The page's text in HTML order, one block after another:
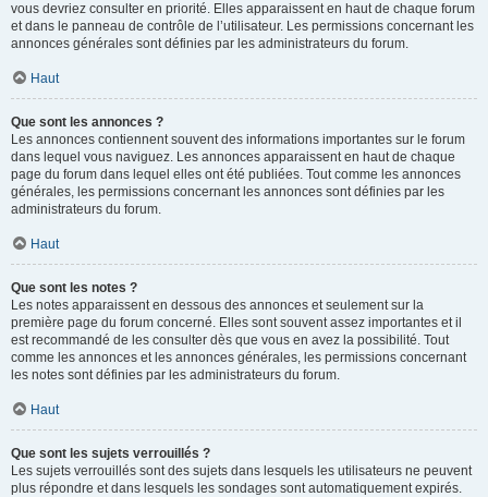
vous devriez consulter en priorité. Elles apparaissent en haut de chaque forum
et dans le panneau de contrôle de l’utilisateur. Les permissions concernant les
annonces générales sont définies par les administrateurs du forum.
Haut
Que sont les annonces ?
Les annonces contiennent souvent des informations importantes sur le forum
dans lequel vous naviguez. Les annonces apparaissent en haut de chaque
page du forum dans lequel elles ont été publiées. Tout comme les annonces
générales, les permissions concernant les annonces sont définies par les
administrateurs du forum.
Haut
Que sont les notes ?
Les notes apparaissent en dessous des annonces et seulement sur la
première page du forum concerné. Elles sont souvent assez importantes et il
est recommandé de les consulter dès que vous en avez la possibilité. Tout
comme les annonces et les annonces générales, les permissions concernant
les notes sont définies par les administrateurs du forum.
Haut
Que sont les sujets verrouillés ?
Les sujets verrouillés sont des sujets dans lesquels les utilisateurs ne peuvent
plus répondre et dans lesquels les sondages sont automatiquement expirés.